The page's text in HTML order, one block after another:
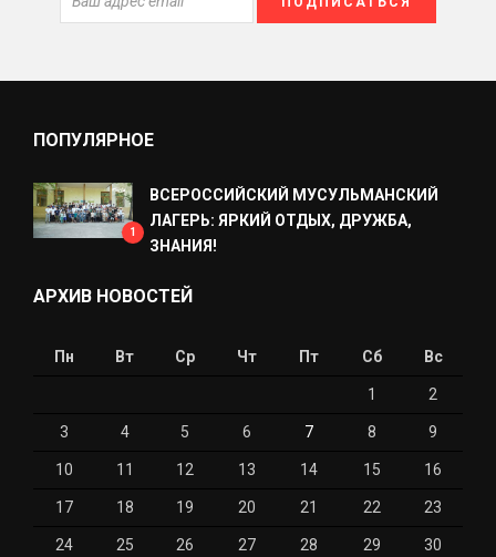
ПОПУЛЯРНОЕ
1
ВСЕРОССИЙСКИЙ МУСУЛЬМАНСКИЙ
ЛАГЕРЬ: ЯРКИЙ ОТДЫХ, ДРУЖБА,
ЗНАНИЯ!
АРХИВ НОВОСТЕЙ
Пн Вт Ср Чт Пт Сб Вс
1 2
3 4 5 6 7 8 9
10 11 12 13 14 15 16
17 18 19 20 21 22 23
24 25 26 27 28 29 30